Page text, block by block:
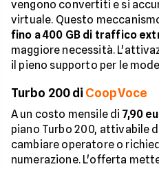
vengono convertiti e si
virtuale. Questo
fino a 400 GB di traffico
maggiore necessità.
il pieno supporto per le
Turbo 200 di CoopVoce
A un costo mensile di 7,90
piano Turbo 200, attivabile
cambiare operatore o
numerazione. L'offerta